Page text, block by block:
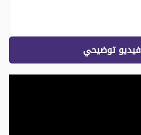
فيديو توضيحي